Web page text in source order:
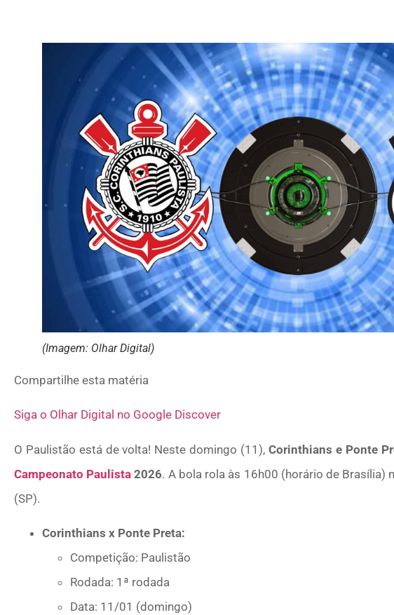
(Imagem: Olhar Digital)
Compartilhe esta matéria
Siga o Olhar Digital no Google Discover
O Paulistão está de volta! Neste domingo (11), Corinthians e Ponte
Campeonato Paulista 2026. A bola rola às 16h00 (horário de Brasília)
(SP).
Corinthians x Ponte Preta:
Competição: Paulistão
Rodada: 1ª rodada
Data: 11/01 (domingo)